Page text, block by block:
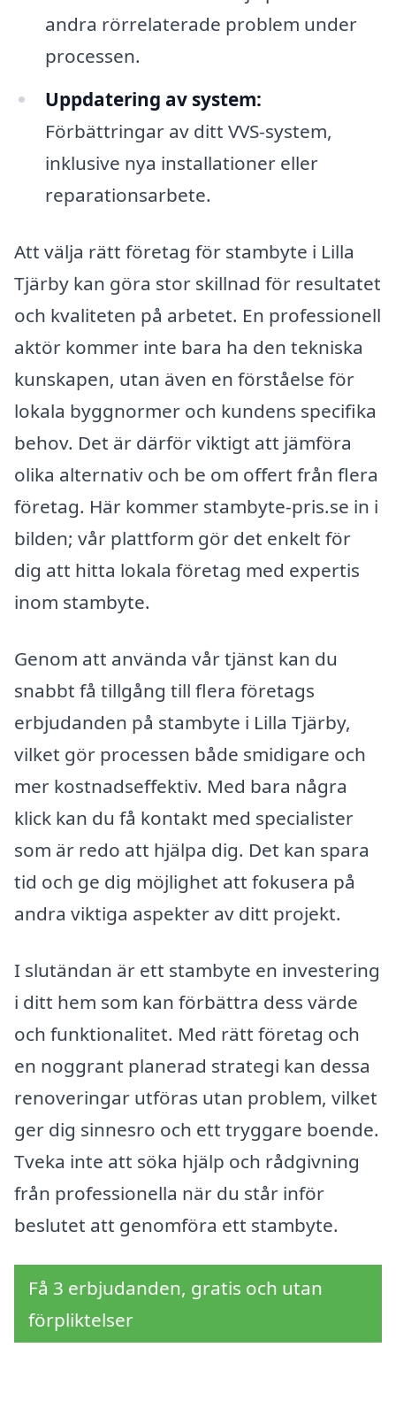
andra rörrelaterade problem under
processen.
Uppdatering av system:
Förbättringar av ditt VVS-system,
inklusive nya installationer eller
reparationsarbete.
Att välja rätt företag för stambyte i Lilla
Tjärby kan göra stor skillnad för resultatet
och kvaliteten på arbetet. En professionell
aktör kommer inte bara ha den tekniska
kunskapen, utan även en förståelse för
lokala byggnormer och kundens specifika
behov. Det är därför viktigt att jämföra
olika alternativ och be om offert från flera
företag. Här kommer stambyte-pris.se in i
bilden; vår plattform gör det enkelt för
dig att hitta lokala företag med expertis
inom stambyte.
Genom att använda vår tjänst kan du
snabbt få tillgång till flera företags
erbjudanden på stambyte i Lilla Tjärby,
vilket gör processen både smidigare och
mer kostnadseffektiv. Med bara några
klick kan du få kontakt med specialister
som är redo att hjälpa dig. Det kan spara
tid och ge dig möjlighet att fokusera på
andra viktiga aspekter av ditt projekt.
I slutändan är ett stambyte en investering
i ditt hem som kan förbättra dess värde
och funktionalitet. Med rätt företag och
en noggrant planerad strategi kan dessa
renoveringar utföras utan problem, vilket
ger dig sinnesro och ett tryggare boende.
Tveka inte att söka hjälp och rådgivning
från professionella när du står inför
beslutet att genomföra ett stambyte.
Få 3 erbjudanden, gratis och utan
förpliktelser